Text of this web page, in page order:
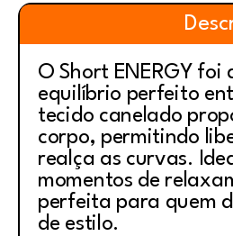
O Short ENERGY
equilíbrio perfeito
tecido canelado
corpo, permitindo
realça as curvas.
momentos de
perfeita para quem
de estilo.